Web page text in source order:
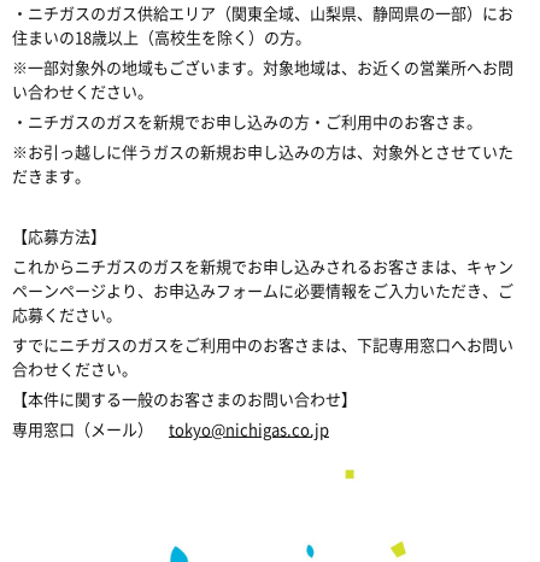
・ニチガスのガス供給エリア（関東全域、山梨県、静岡県の一部）にお
住まいの18歳以上（高校生を除く）の方。
※一部対象外の地域もございます。対象地域は、お近くの営業所へお問
い合わせください。
・ニチガスのガスを新規でお申し込みの方・ご利用中のお客さま。
※お引っ越しに伴うガスの新規お申し込みの方は、対象外とさせていた
だきます。
【応募方法】
これからニチガスのガスを新規でお申し込みされるお客さまは、キャン
ペーンページより、お申込みフォームに必要情報をご入力いただき、ご
応募ください。
すでにニチガスのガスをご利用中のお客さまは、下記専用窓口へお問い
合わせください。
【本件に関する一般のお客さまのお問い合わせ】
専用窓口（メール） tokyo@nichigas.co.jp